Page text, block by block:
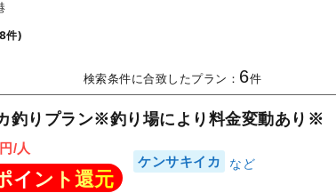
件)
検索条件に合致したプラン： 6件
釣りプラン※釣り場により料金変動あり※
円/人
イント還元
ケンサキイカ